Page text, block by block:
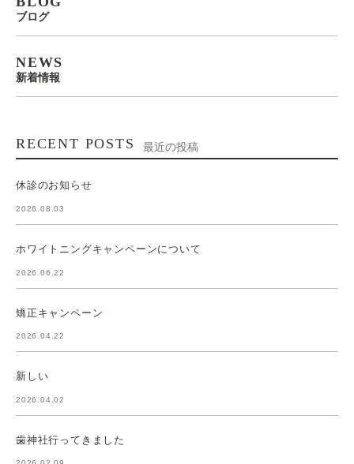
ブログ
NEWS
新着情報
RECENT POSTS 最近の投稿
休診のお知らせ
2026.08.03
ホワイトニングキャンペーンについて
2026.06.22
矯正キャンペーン
2026.04.22
新しい
2026.04.02
歯神社行ってきました